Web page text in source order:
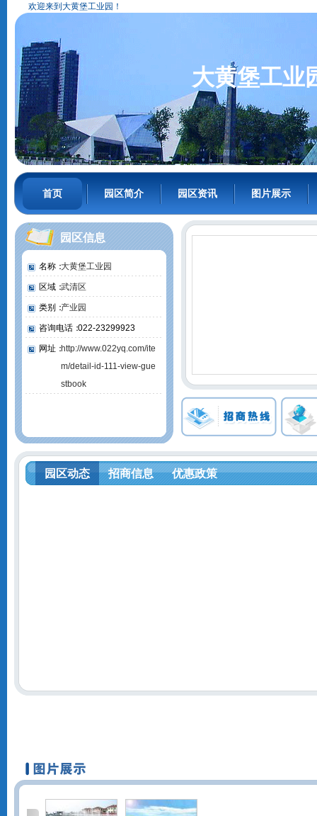
欢迎来到大黄堡工业园！
大黄堡工业
首页 园区简介 园区资讯 图片展示
园区信息
名称：大黄堡工业园
区域：武清区
类别：产业园
咨询电话：022-23299923
网址：http://www.022yq.com/ite
m/detail-id-111-view-gue
stbook
园区动态 招商信息 优惠政策